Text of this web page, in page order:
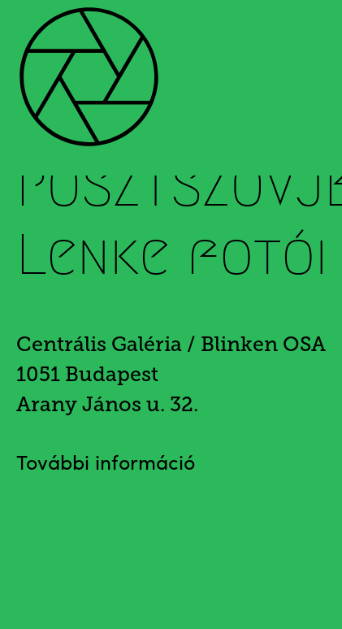
Szilágyi Lenke
Lenke fotói
Centrális Galéria / Blinken OSA
1051 Budapest
Arany János u. 32.
További információ